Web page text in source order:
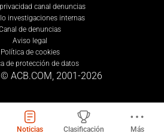
canal denuncias
investigaciones internas
de denuncias
Aviso legal
Política de cookies
de protección de datos
ACB.COM, 2001-2026
Noticias Clasificación Más